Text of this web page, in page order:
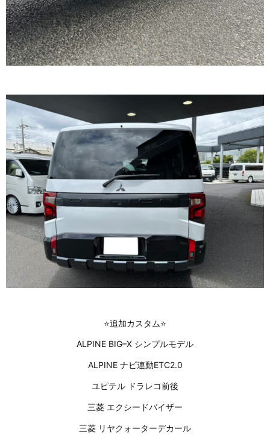
⭐️追加カスタム⭐️
ALPINE BIG–X シンプルモデル
ALPINE ナビ連動ETC2.0
ユピテル ドラレコ前後
三菱 エクシードバイザー
三菱 リヤクォーターデカール